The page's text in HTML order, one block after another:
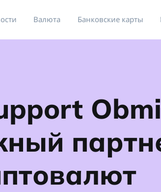
Валюта Банковские карты